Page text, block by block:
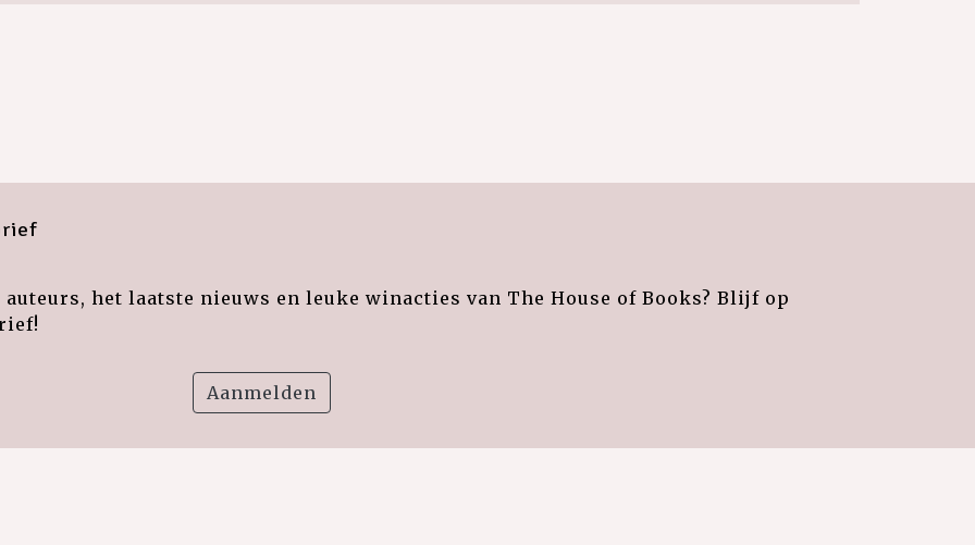
auteurs, het laatste nieuws en leuke winacties van The House of Books? Blijf op
Aanmelden